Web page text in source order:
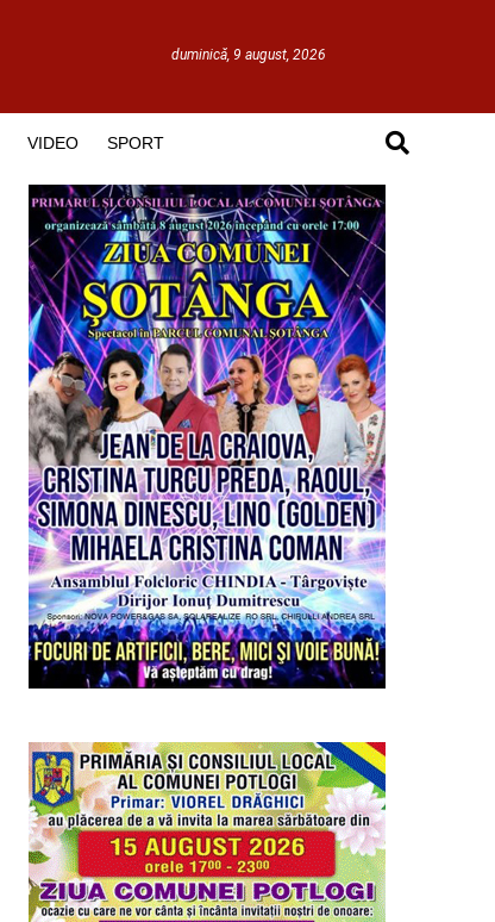
duminică, 9 august, 2026
VIDEO SPORT